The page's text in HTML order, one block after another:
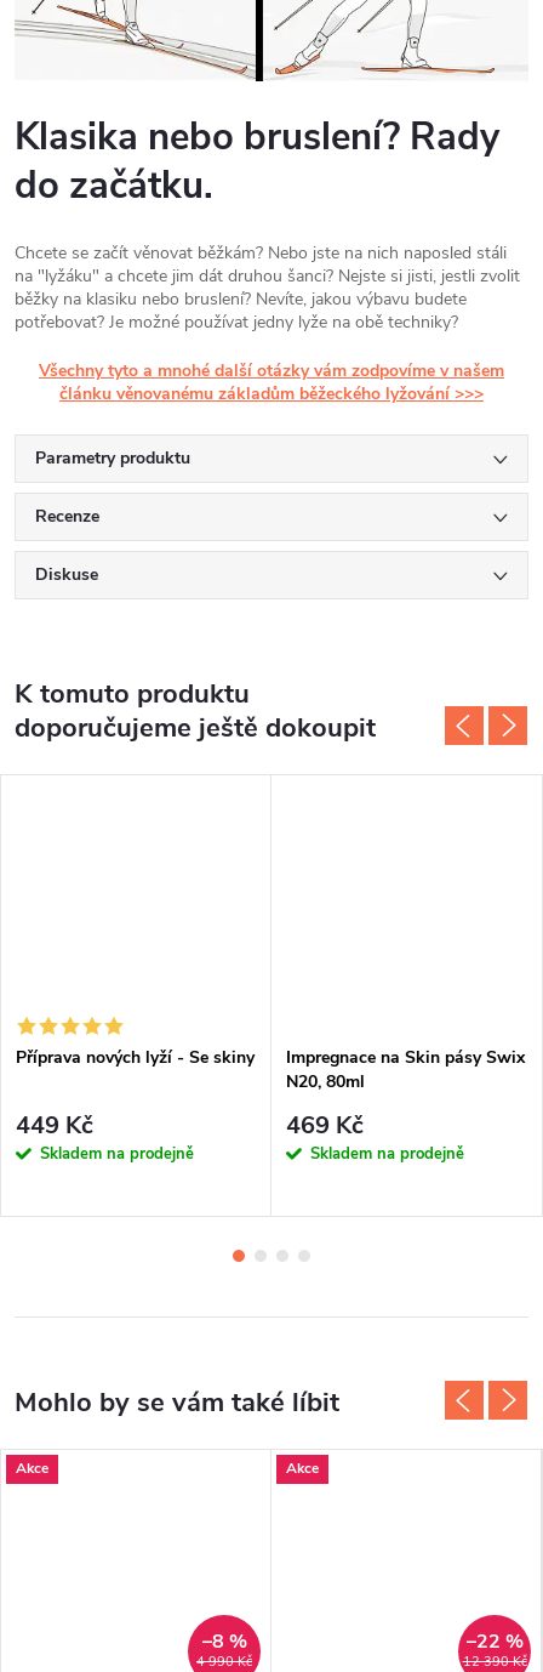
Klasika nebo bruslení? Rady
do začátku.
Chcete se začít věnovat běžkám? Nebo jste na nich naposled stáli
na "lyžáku" a chcete jim dát druhou šanci? Nejste si jisti, jestli zvolit
běžky na klasiku nebo bruslení? Nevíte, jakou výbavu budete
potřebovat? Je možné používat jedny lyže na obě techniky?
Všechny tyto a mnohé další otázky vám zodpovíme v našem
článku věnovanému základům běžeckého lyžování >>>
Parametry produktu
Recenze
Diskuse
K tomuto produktu
doporučujeme ještě dokoupit
Příprava nových lyží - Se skiny
449 Kč
Skladem na prodejně
Impregnace na Skin pásy Swix
N20, 80ml
469 Kč
Skladem na prodejně
Akce
4 990 Kč
–8 %
Akce
12 390 Kč
–22 %